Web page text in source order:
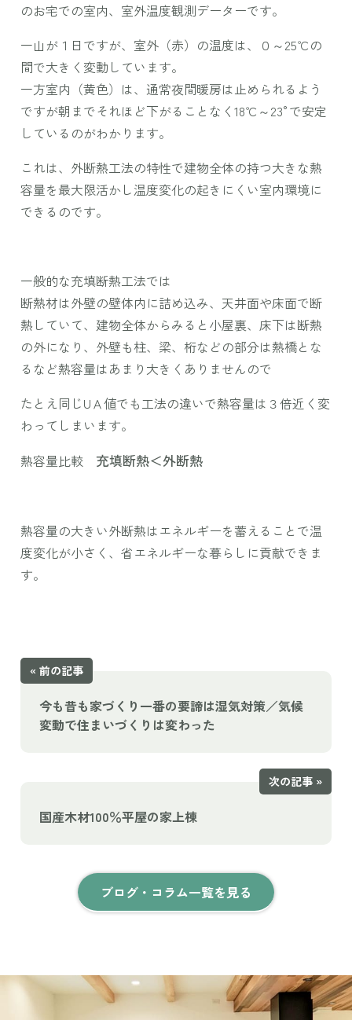
のお宅での室内、室外温度観測データーです。
一山が１日ですが、室外（赤）の温度は、０～25℃の
間で大きく変動しています。
一方室内（黄色）は、通常夜間暖房は止められるよう
ですが朝までそれほど下がることなく18℃～23°で安定
しているのがわかります。
これは、外断熱工法の特性で建物全体の持つ大きな熱
容量を最大限活かし温度変化の起きにくい室内環境に
できるのです。
一般的な充填断熱工法では
断熱材は外壁の壁体内に詰め込み、天井面や床面で断
熱していて、建物全体からみると小屋裏、床下は断熱
の外になり、外壁も柱、梁、桁などの部分は熱橋とな
るなど熱容量はあまり大きくありませんので
たとえ同じUＡ値でも工法の違いで熱容量は３倍近く変
わってしまいます。
熱容量比較 充填断熱＜外断熱
熱容量の大きい外断熱はエネルギーを蓄えることで温
度変化が小さく、省エネルギーな暮らしに貢献できま
す。
« 前の記事
今も昔も家づくり一番の要諦は湿気対策／気候
変動で住まいづくりは変わった
次の記事 »
国産木材100％平屋の家上棟
ブログ・コラム一覧を見る